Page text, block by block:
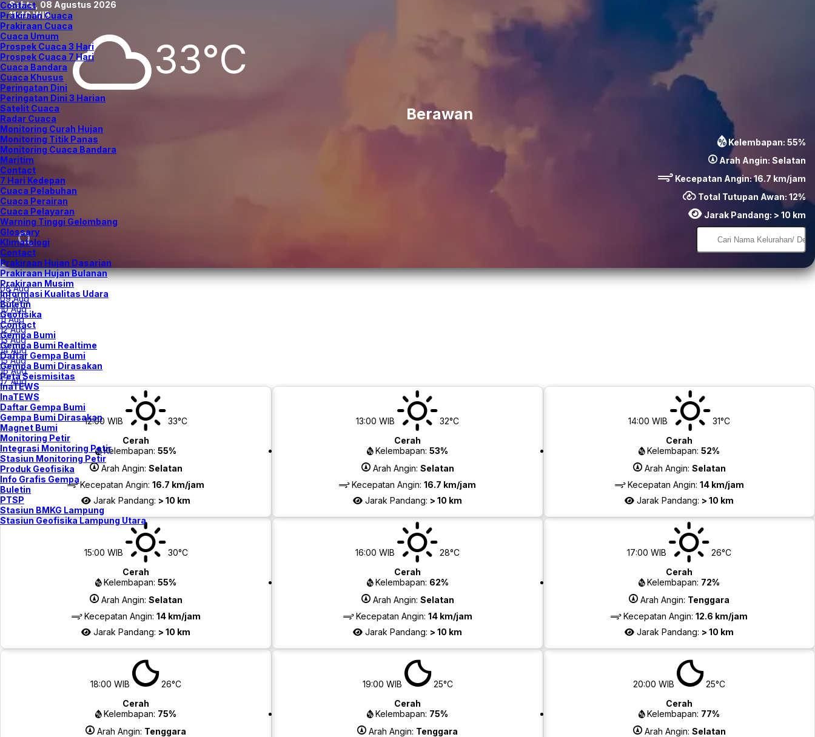
Contact
Prakiraan Cuaca
Prakiraan Cuaca
Cuaca Umum
Prospek Cuaca 3 Hari
Prospek Cuaca 7 Hari
Cuaca Bandara
Cuaca Khusus
Peringatan Dini
Peringatan Dini 3 Harian
Satelit Cuaca
Radar Cuaca
Monitoring Curah Hujan
Monitoring Titik Panas
Monitoring Cuaca Bandara
Maritim
Contact
7 Hari Kedepan
Cuaca Pelabuhan
Cuaca Perairan
Cuaca Pelayaran
Warning Tinggi Gelombang
Glossary
Klimatologi
Contact
Prakiraan Hujan Dasarian
Prakiraan Hujan Bulanan
Prakiraan Musim
Informasi Kualitas Udara
Buletin
Geofisika
Contact
Gempa Bumi
Gempa Bumi Realtime
Daftar Gempa Bumi
Gempa Bumi Dirasakan
Peta Seismisitas
InaTEWS
InaTEWS
Daftar Gempa Bumi
Gempa Bumi Dirasakan
Magnet Bumi
Monitoring Petir
Integrasi Monitoring Petir
Stasiun Monitoring Petir
Produk Geofisika
Info Grafis Gempa
Buletin
PTSP
Stasiun BMKG Lampung
Stasiun Geofisika Lampung Utara
Sabtu, 08 Agustus 2026
11:40 WIB
33°C
Berawan
Kelembapan: 55%
Arah Angin: Selatan
Kecepatan Angin:16.7 km/jam
Total Tutupan Awan: 12%
Jarak Pandang: > 10 km
08 Aug
09 Aug
10 Aug
11 Aug
12 Aug
13 Aug
14 Aug
15 Aug
16 Aug
17 Aug
12:00 WIB
33°C
Cerah
Kelembapan: 55%
Arah Angin: Selatan
Kecepatan Angin: 16.7 km/jam
Jarak Pandang: > 10 km
13:00 WIB
32°C
Cerah
Kelembapan: 53%
Arah Angin: Selatan
Kecepatan Angin: 16.7 km/jam
Jarak Pandang: > 10 km
14:00 WIB
31°C
Cerah
Kelembapan: 52%
Arah Angin: Selatan
Kecepatan Angin: 14 km/jam
Jarak Pandang: > 10 km
15:00 WIB
30°C
Cerah
Kelembapan: 55%
Arah Angin: Selatan
Kecepatan Angin: 14 km/jam
Jarak Pandang: > 10 km
16:00 WIB
28°C
Cerah
Kelembapan: 62%
Arah Angin: Selatan
Kecepatan Angin: 14 km/jam
Jarak Pandang: > 10 km
17:00 WIB
26°C
Cerah
Kelembapan: 72%
Arah Angin: Tenggara
Kecepatan Angin: 12.6 km/jam
Jarak Pandang: > 10 km
18:00 WIB
26°C
Cerah
Kelembapan: 75%
Arah Angin: Tenggara
19:00 WIB
25°C
Cerah
Kelembapan: 75%
Arah Angin: Tenggara
20:00 WIB
25°C
Cerah
Kelembapan: 77%
Arah Angin: Selatan